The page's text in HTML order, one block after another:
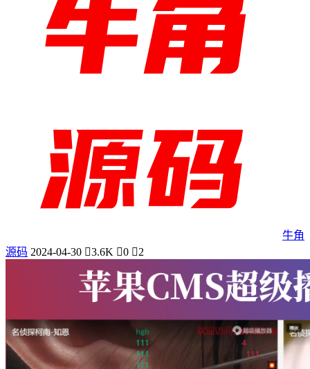
牛角
源码 2024-04-30 3.6K 0 2